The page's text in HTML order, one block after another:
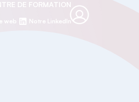
DE FORMATION
web Notre LinkedIn